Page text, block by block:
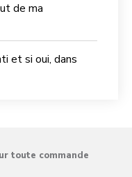
de ma
et si oui, dans
toute commande